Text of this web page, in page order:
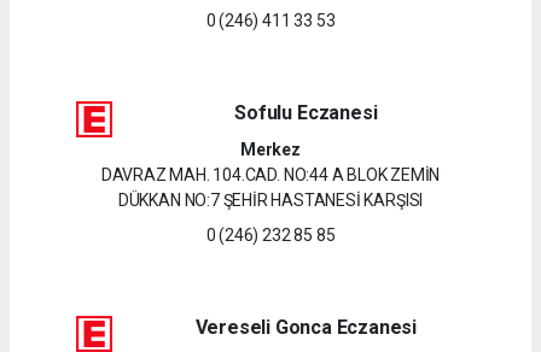
0 (246) 411 33 53
Sofulu Eczanesi
Merkez
DAVRAZ MAH. 104.CAD. NO:44 A BLOK ZEMİN
DÜKKAN NO:7 ŞEHİR HASTANESİ KARŞISI
0 (246) 232 85 85
Vereseli Gonca Eczanesi